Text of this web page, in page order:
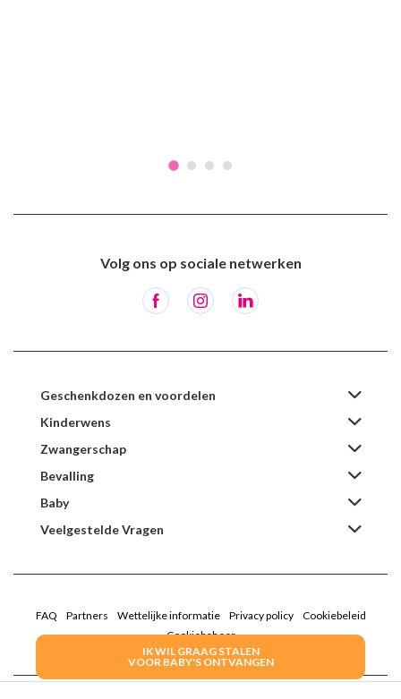
IK WIL GRAAG STALEN
VOOR BABY'S ONTVANGEN
Volg ons op sociale netwerken
Geschenkdozen en voordelen
Kinderwens
Zwangerschap
Bevalling
Baby
Veelgestelde Vragen
FAQ Partners Wettelijke informatie Privacy policy
Cookiebeleid
Cookiebeheer